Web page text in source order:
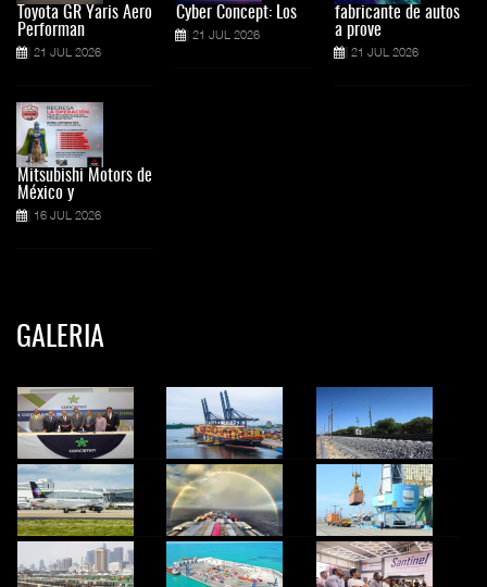
Toyota GR Yaris Aero
Performan
21 JUL 2026
Mitsubishi Motors de
México y
16 JUL 2026
Cyber Concept: Los
21 JUL 2026
fabricante de autos
a prove
21 JUL 2026
GALERIA